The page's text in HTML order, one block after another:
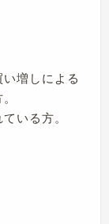
増しによる
いる方。